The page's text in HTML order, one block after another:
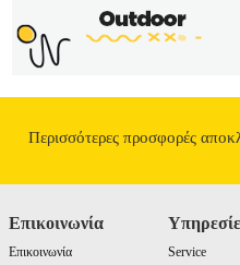
Περισσότερες προσφορές
Επικοινωνία
Επικοινωνία Service